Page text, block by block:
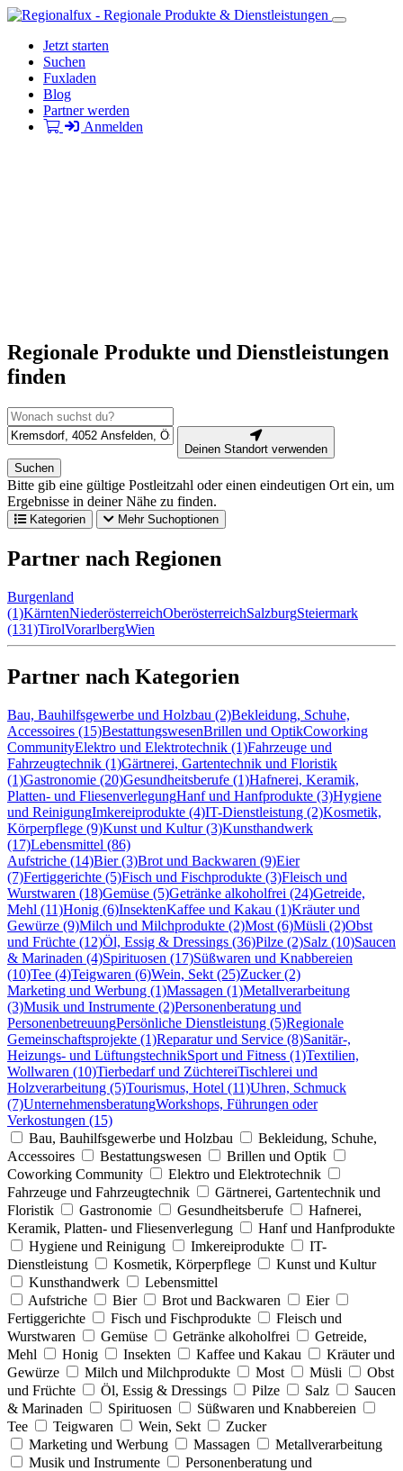
Jetzt starten
Suchen
Fuxladen
Blog
Partner werden
Anmelden
Regionale Produkte und Dienstleistungen
finden
Deinen Standort verwenden
Suchen
Bitte gib eine gültige Postleitzahl oder einen eindeutigen Ort ein, um
Ergebnisse in deiner Nähe zu finden.
Kategorien Mehr Suchoptionen
Partner nach Regionen
Burgenland
(1)KärntenNiederösterreichOberösterreichSalzburgSteiermark
(131)TirolVorarlbergWien
Partner nach Kategorien
Bau, Bauhilfsgewerbe und Holzbau (2)Bekleidung, Schuhe,
Accessoires (15)BestattungswesenBrillen und OptikCoworking
CommunityElektro und Elektrotechnik (1)Fahrzeuge und
Fahrzeugtechnik (1)Gärtnerei, Gartentechnik und Floristik
(1)Gastronomie (20)Gesundheitsberufe (1)Hafnerei, Keramik,
Platten- und FliesenverlegungHanf und Hanfprodukte (3)Hygiene
und ReinigungImkereiprodukte (4)IT-Dienstleistung (2)Kosmetik,
Körperpflege (9)Kunst und Kultur (3)Kunsthandwerk
(17)Lebensmittel (86)
Aufstriche (14)Bier (3)Brot und Backwaren (9)Eier
(7)Fertiggerichte (5)Fisch und Fischprodukte (3)Fleisch und
Wurstwaren (18)Gemüse (5)Getränke alkoholfrei (24)Getreide,
Mehl (11)Honig (6)InsektenKaffee und Kakau (1)Kräuter und
Gewürze (9)Milch und Milchprodukte (2)Most (6)Müsli (2)Obst
und Früchte (12)Öl, Essig & Dressings (36)Pilze (2)Salz (10)Saucen
& Marinaden (4)Spirituosen (17)Süßwaren und Knabbereien
(10)Tee (4)Teigwaren (6)Wein, Sekt (25)Zucker (2)
Marketing und Werbung (1)Massagen (1)Metallverarbeitung
(3)Musik und Instrumente (2)Personenberatung und
PersonenbetreuungPersönliche Dienstleistung (5)Regionale
Gemeinschaftsprojekte (1)Reparatur und Service (8)Sanitär-,
Heizungs- und LüftungstechnikSport und Fitness (1)Textilien,
Wollwaren (10)Tierbedarf und ZüchtereiTischlerei und
Holzverarbeitung (5)Tourismus, Hotel (11)Uhren, Schmuck
(7)UnternehmensberatungWorkshops, Führungen oder
Verkostungen (15)
Bau, Bauhilfsgewerbe und Holzbau
Bekleidung, Schuhe,
Accessoires
Bestattungswesen
Brillen und Optik
Coworking Community
Elektro und Elektrotechnik
Fahrzeuge und Fahrzeugtechnik
Gärtnerei, Gartentechnik und
Floristik
Gastronomie Gesundheitsberufe
Hafnerei,
Keramik, Platten- und Fliesenverlegung
Hanf und Hanfprodukte
Hygiene und Reinigung
Imkereiprodukte
IT-
Dienstleistung
Kosmetik, Körperpflege
Kunst und Kultur
Kunsthandwerk
Lebensmittel
Aufstriche
Bier Brot und Backwaren
Eier
Fertiggerichte
Fisch und Fischprodukte
Fleisch und
Wurstwaren
Gemüse Getränke alkoholfrei
Getreide,
Mehl
Honig Insekten Kaffee und Kakau
Kräuter und
Gewürze
Milch und Milchprodukte Most Müsli
Obst
und Früchte
Öl, Essig & Dressings Pilze Salz
Saucen
& Marinaden
Spirituosen
Süßwaren und Knabbereien
Tee
Teigwaren Wein, Sekt
Zucker
Marketing und Werbung
Massagen
Metallverarbeitung
Musik und Instrumente
Personenberatung und